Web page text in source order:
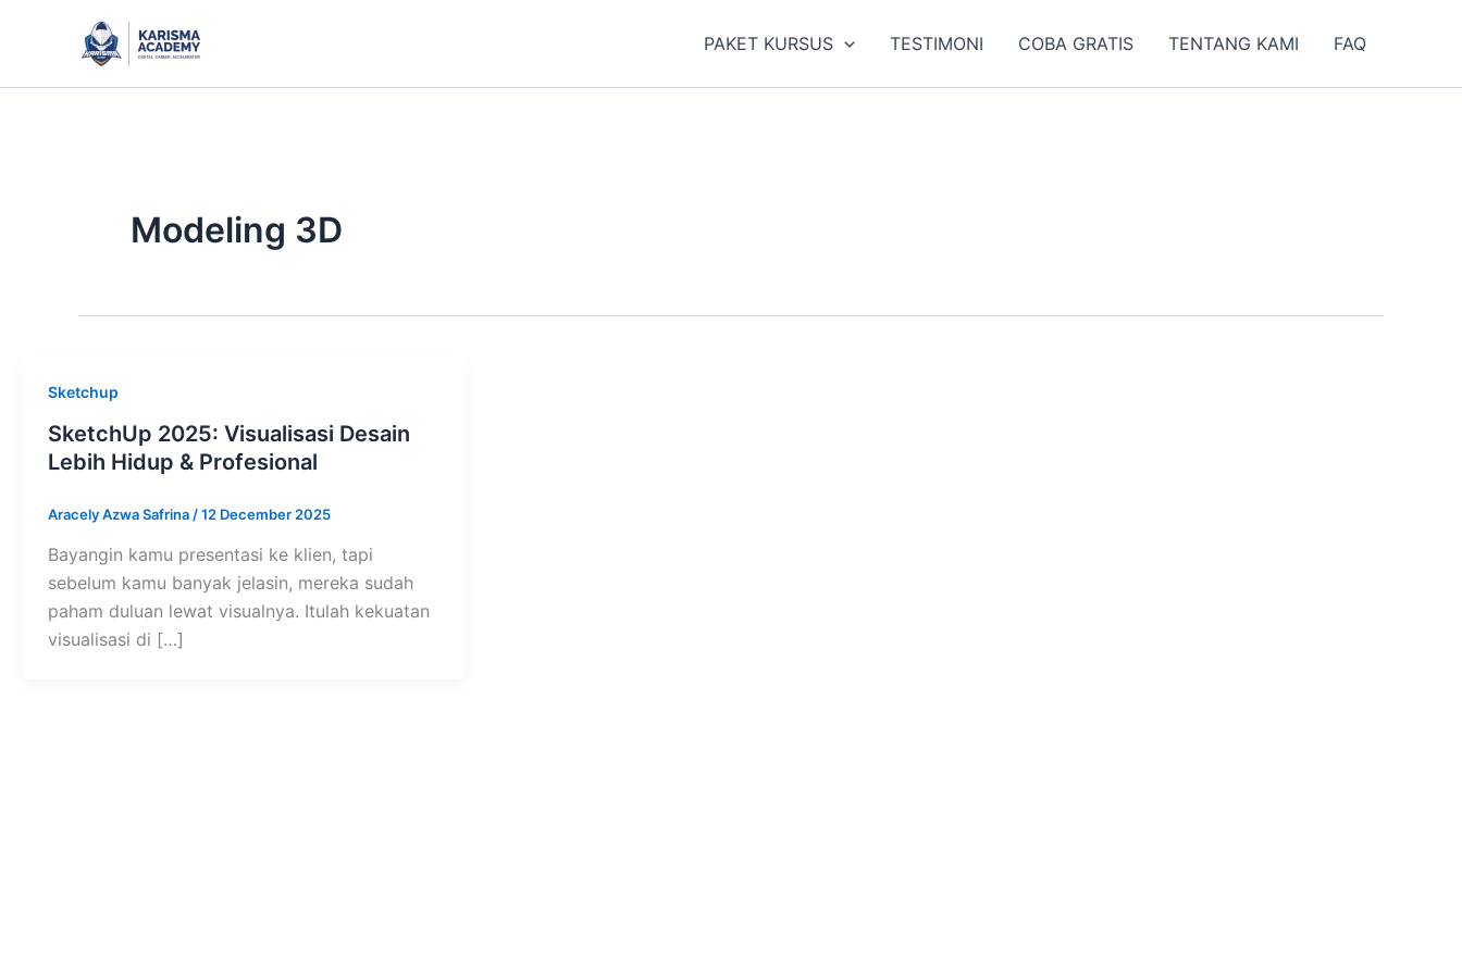
PAKET KURSUS TESTIMONI COBA GRATIS TENTANG KAMI FAQ
Modeling 3D
Sketchup
SketchUp 2025: Visualisasi Desain
Lebih Hidup & Profesional
Aracely Azwa Safrina /12 December 2025
Bayangin kamu presentasi ke klien, tapi
sebelum kamu banyak jelasin, mereka sudah
paham duluan lewat visualnya. Itulah kekuatan
visualisasi di […]